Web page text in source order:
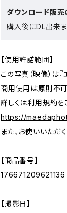
ダウンロード販売
購入後にDL出来
【使用許諾範囲】
この写真（映像）は
商用使用は原則不可
詳しくは利用規約を
https://
また、お使いいただ
【商品番号】
176671209621136
【撮影日】